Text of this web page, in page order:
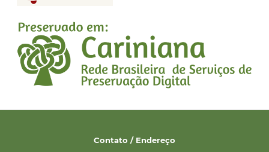
Contato / Endereço